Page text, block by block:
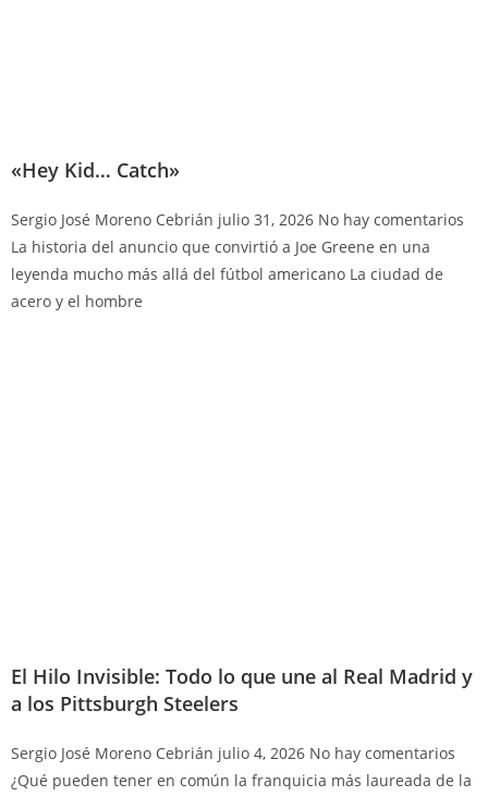
«Hey Kid… Catch»
Sergio José Moreno Cebrián julio 31, 2026 No hay comentarios
La historia del anuncio que convirtió a Joe Greene en una
leyenda mucho más allá del fútbol americano La ciudad de
acero y el hombre
El Hilo Invisible: Todo lo que une al Real Madrid y
a los Pittsburgh Steelers
Sergio José Moreno Cebrián julio 4, 2026 No hay comentarios
¿Qué pueden tener en común la franquicia más laureada de la